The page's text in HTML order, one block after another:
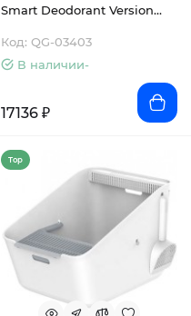
Smart Deodorant Version
Код: QG-03403
В наличии-
17136 ₽
Top